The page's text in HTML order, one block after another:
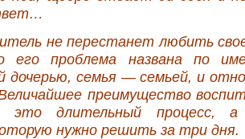
не перестанет любить
его проблема названа по
дочерью, семья — семьей, и
преимущество
длительный процесс, а
нужно решить за три дня.